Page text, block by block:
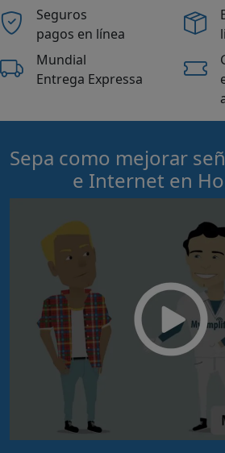
Seguros
pagos en línea
Mundial
Entrega Expressa
Sepa como mejorar
e Internet en